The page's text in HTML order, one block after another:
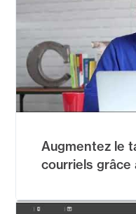
Augmentez le
courriels grâce